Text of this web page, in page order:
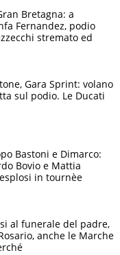
Bretagna: a
Fernandez, podio
stremato ed
Gara Sprint: volano
sul podio. Le Ducati
Bastoni e Dimarco:
Bovio e Mattia
in tournèe
al funerale del padre,
anche le Marche